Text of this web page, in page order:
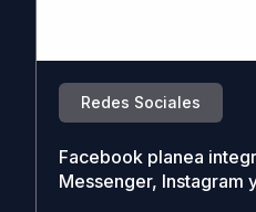
Redes Sociales
Facebook planea
Messenger, Instagram